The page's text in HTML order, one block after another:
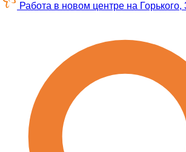
Работа в новом центре на Горького,